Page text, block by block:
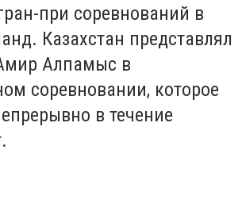
при соревнований в
Казахстан представлял
Алпамыс в
соревновании, которое
в течение